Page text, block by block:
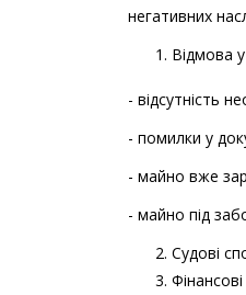
негативних
Відмова
- відсутність
- помилки у
- майно вже
- майно під
Судові